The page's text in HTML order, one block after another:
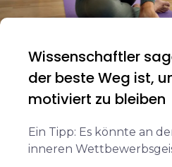
Wissenschaftler
der beste Weg ist,
motiviert zu bleiben
Ein Tipp: Es könnte an
inneren